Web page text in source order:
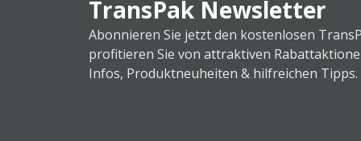
TransPak Newsletter
Abonnieren Sie jetzt den kostenlosen
profitieren Sie von attraktiven
Infos, Produktneuheiten & hilfreichen Tipps.